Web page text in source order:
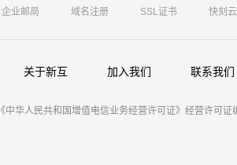
企业邮局 域名注册 SSL证书 快刻云
关于新互 加入我们 联系我们
《中华人民共和国增值电信业务经营许可证》经营许可